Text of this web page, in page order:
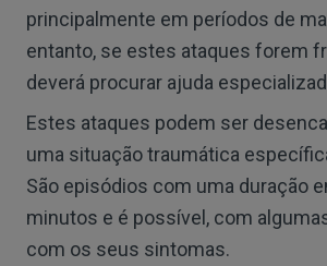
principalmente em períodos de
entanto, se estes ataques forem
deverá procurar ajuda
Estes ataques podem ser
uma situação traumática
São episódios com uma duração
minutos e é possível, com
com os seus sintomas.